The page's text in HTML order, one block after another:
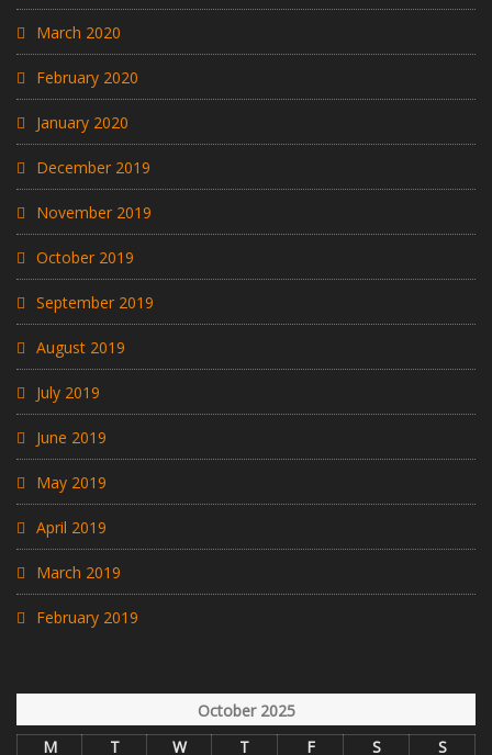
March 2020
February 2020
January 2020
December 2019
November 2019
October 2019
September 2019
August 2019
July 2019
June 2019
May 2019
April 2019
March 2019
February 2019
October 2025
M
T W T F S S